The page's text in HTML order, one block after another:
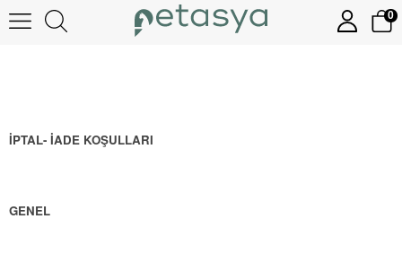
0
İPTAL- İADE KOŞULLARI
GENEL